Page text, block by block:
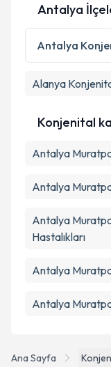
Kişisel
Metni
'ni
Ana Sayfa
Antalya
Antalya
Alanya
Konjenital
Antalya
Antalya
Antalya
Hastalıkları
Antalya
Antalya